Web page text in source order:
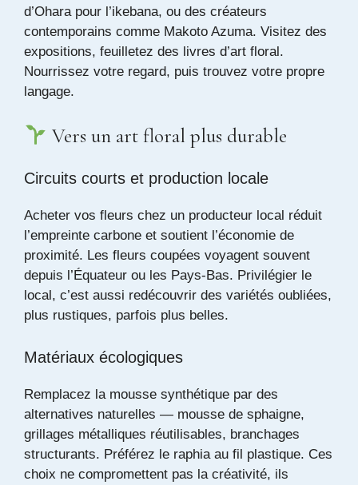
d’Ohara pour l’ikebana, ou des créateurs
contemporains comme Makoto Azuma. Visitez des
expositions, feuilletez des livres d’art floral.
Nourrissez votre regard, puis trouvez votre propre
langage.
Vers un art floral plus durable
Circuits courts et production locale
Acheter vos fleurs chez un producteur local réduit
l’empreinte carbone et soutient l’économie de
proximité. Les fleurs coupées voyagent souvent
depuis l’Équateur ou les Pays-Bas. Privilégier le
local, c’est aussi redécouvrir des variétés oubliées,
plus rustiques, parfois plus belles.
Matériaux écologiques
Remplacez la mousse synthétique par des
alternatives naturelles — mousse de sphaigne,
grillages métalliques réutilisables, branchages
structurants. Préférez le raphia au fil plastique. Ces
choix ne compromettent pas la créativité, ils